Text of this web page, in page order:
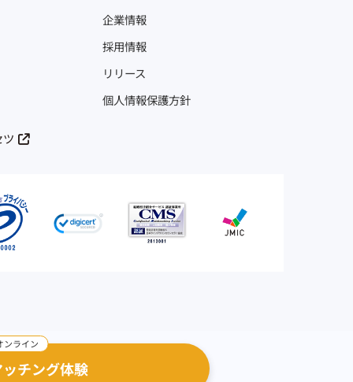
チング体験
企業情報
採用情報
リリース
個人情報保護方針